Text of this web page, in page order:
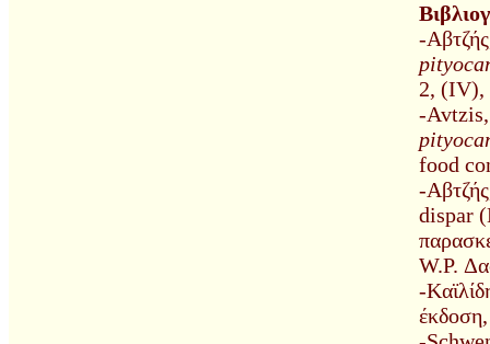
-
2,
-
food
-
dispar
W.P.
-